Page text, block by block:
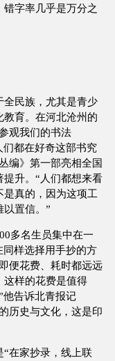
字率几乎是万分之
全民族，尤其是青少
育。在河北沧州的
观我们的书法
们都在好奇这部书究
编》第一部亮相全国
升。“人们都想来看
真的，因为这项工
以置信。”
多名生员集中在一
同样选择用手抄的方
便花费、耗时都远远
这样的花费是值得
他告诉北青报记
历史与文化，这是印
在家抄录，线上联